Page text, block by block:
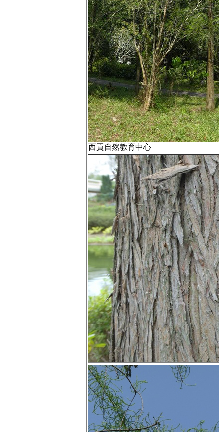
西貢自然教育中心